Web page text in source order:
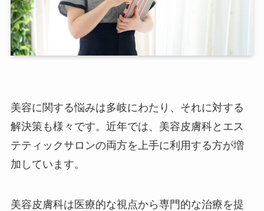
美容に関する悩みは多岐にわたり、それに対する
解決策も様々です。近年では、美容皮膚科とエス
テティックサロンの両方を上手に利用する方が増
加しています。
美容皮膚科は医療的な視点から専門的な治療を提